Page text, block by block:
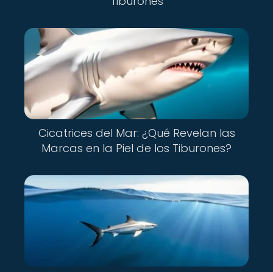
Cicatrices del Mar: ¿Qué Revelan las
Marcas en la Piel de los Tiburones?